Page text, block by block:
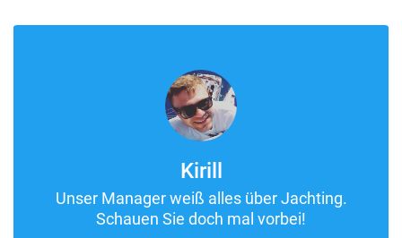
Kirill
Unser Manager weiß alles über Jachting.
Schauen Sie doch mal vorbei!